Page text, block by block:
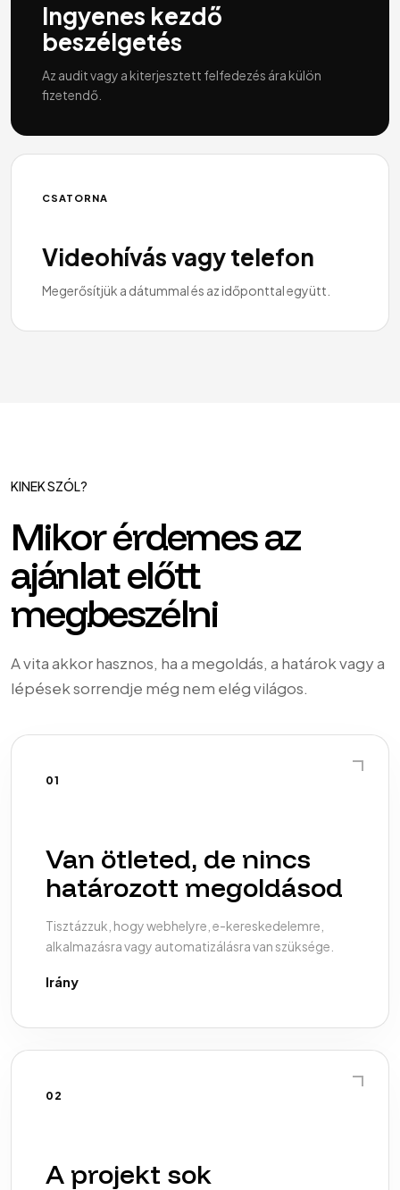
Ingyenes kezdő
beszélgetés
Az audit vagy a kiterjesztett felfedezés ára külön
fizetendő.
CSATORNA
Videohívás vagy telefon
Megerősítjük a dátummal és az időponttal együtt.
KINEK SZÓL?
Mikor érdemes az
ajánlat előtt
megbeszélni
A vita akkor hasznos, ha a megoldás, a határok vagy a
lépések sorrendje még nem elég világos.
01
Van ötleted, de nincs
határozott megoldásod
Tisztázzuk, hogy webhelyre, e-kereskedelemre,
alkalmazásra vagy automatizálásra van szüksége.
Irány
02
A projekt sok